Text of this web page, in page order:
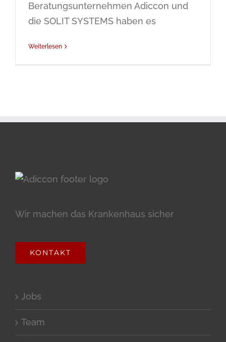
Beratungsunternehmen Adiccon und
die SOLIT SYSTEMS haben es
Weiterlesen
Wir machen das Krankenhaus sicher
KONTAKT
Jobs
Team